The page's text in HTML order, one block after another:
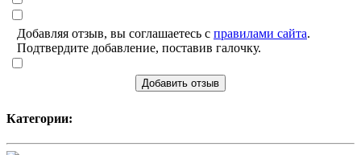
Добавляя отзыв, вы соглашаетесь с правилами сайта.
Подтвердите добавление, поставив галочку.
Добавить отзыв
Категории: